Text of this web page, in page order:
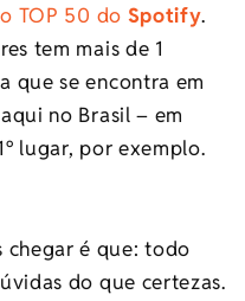
TOP 50 do Spotify.
tem mais de 1
que se encontra em
no Brasil – em
lugar, por exemplo.
chegar é que: todo
do que certezas.